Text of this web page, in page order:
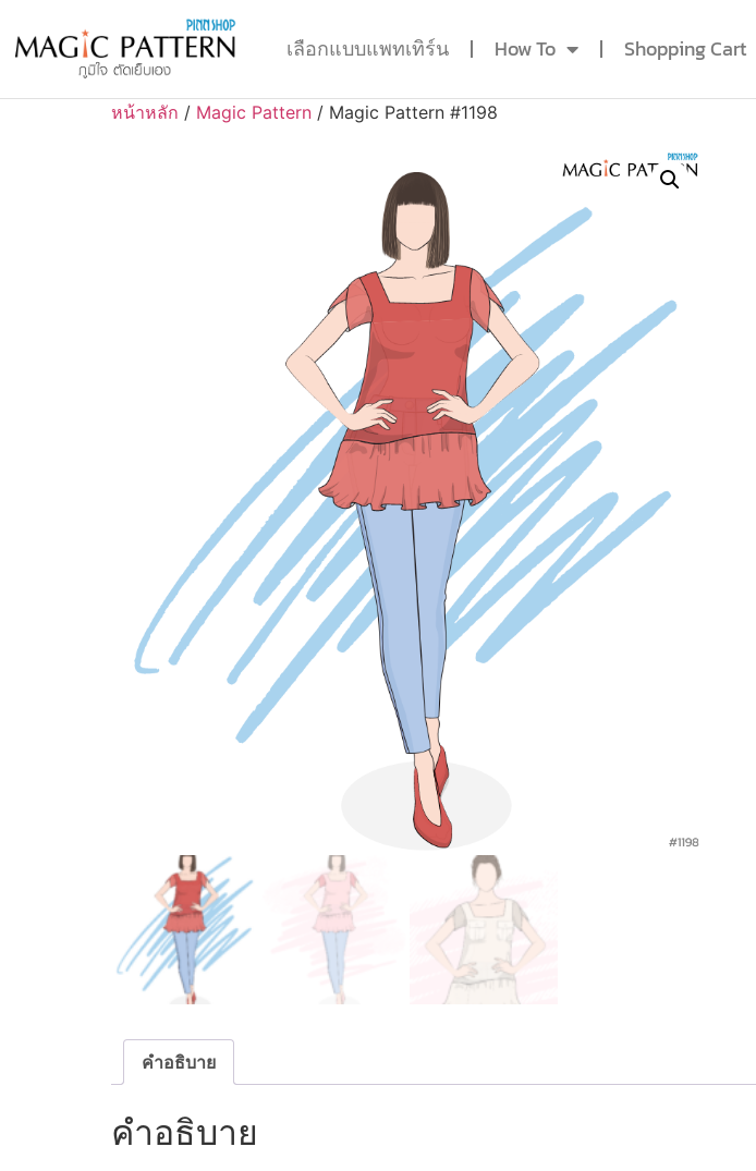
เลือกแบบแพทเทิร์น How To Shopping Cart
หน้าหลัก / Magic Pattern / Magic Pattern #1198
คำอธิบาย
คำอธิบาย